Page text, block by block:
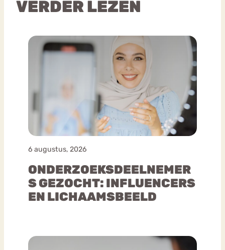
VERDER LEZEN
6 augustus, 2026
ONDERZOEKSDEELNEMER
S GEZOCHT: INFLUENCERS
EN LICHAAMSBEELD